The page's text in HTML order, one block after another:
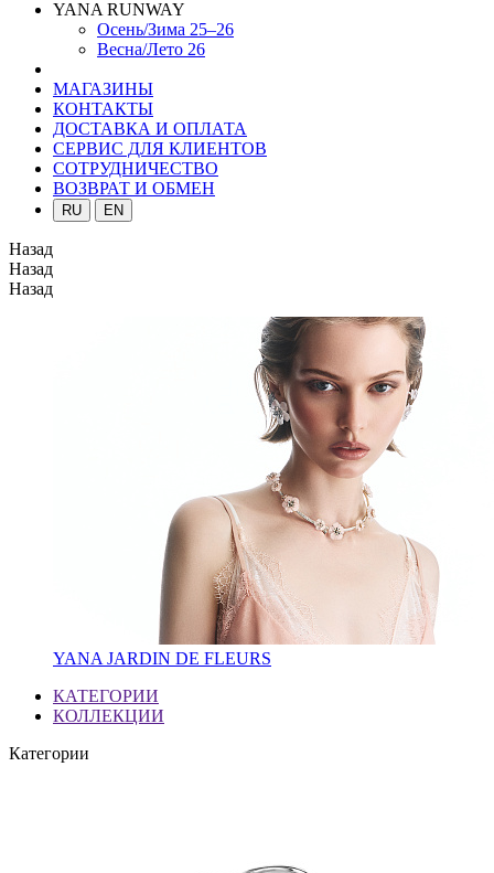
YANA RUNWAY
Осень/Зима 25–26
Весна/Лето 26
МАГАЗИНЫ
КОНТАКТЫ
ДОСТАВКА И ОПЛАТА
СЕРВИС ДЛЯ КЛИЕНТОВ
СОТРУДНИЧЕСТВО
ВОЗВРАТ И ОБМЕН
RU EN
Назад
Назад
Назад
YANA JARDIN DE FLEURS
КАТЕГОРИИ
КОЛЛЕКЦИИ
Категории